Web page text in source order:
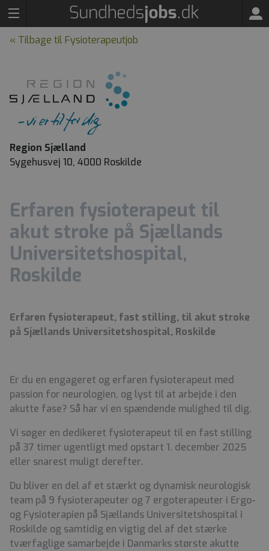
« Tilbage til Fysioterapeutjob
Region Sjælland
Sygehusvej 10, 4000 Roskilde
Erfaren fysioterapeut til
akut stroke på Sjællands
Universitetshospital,
Roskilde
Erfaren fysioterapeut, fast stilling, til akut stroke
på Sjællands Universitetshospital, Roskilde
Er du en engageret og erfaren fysioterapeut med
passion for neurologien, og lyst til at arbejde i den
akutte fase? Så har vi en spændende mulighed til dig.
Vi søger en dedikeret fysioterapeut til en fast stilling
på 37 timer ugentligt med opstart 1. december 2025
eller snarest muligt derefter.
Du bliver en del af et stærkt og dynamisk neurologisk
team på 9 fysioterapeuter og 7 ergoterapeuter i Ergo-
og Fysioterapien på Sjællands Universitetshospital i
Roskilde og samtidig en vigtig del af det stærke
tværfaglige samarbejde i Danmarks største akutte